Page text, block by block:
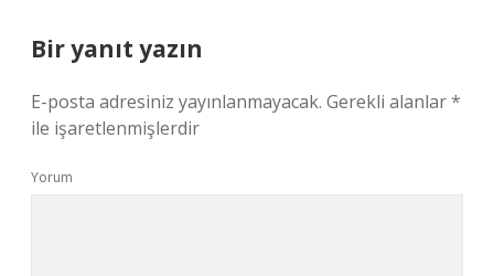
Bir yanıt yazın
E-posta adresiniz yayınlanmayacak. Gerekli alanlar*
ile işaretlenmişlerdir
Yorum